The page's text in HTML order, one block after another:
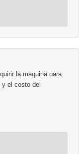
la maquina oara
el costo del